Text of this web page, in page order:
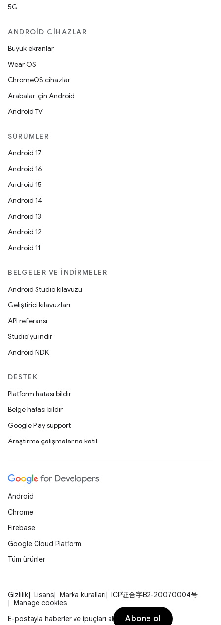
5G
ANDROID CIHAZLAR
Büyük ekranlar
Wear OS
ChromeOS cihazlar
Arabalar için Android
Android TV
SÜRÜMLER
Android 17
Android 16
Android 15
Android 14
Android 13
Android 12
Android 11
BELGELER VE İNDIRMELER
Android Studio kılavuzu
Geliştirici kılavuzları
API referansı
Studio'yu indir
Android NDK
DESTEK
Platform hatası bildir
Belge hatası bildir
Google Play support
Araştırma çalışmalarına katıl
Android
Chrome
Firebase
Google Cloud Platform
Tüm ürünler
Gizlilik Lisans Marka kuralları
ICP证合字B2-20070004号
Manage cookies
E-postayla haberler ve ipuçları al
Abone ol